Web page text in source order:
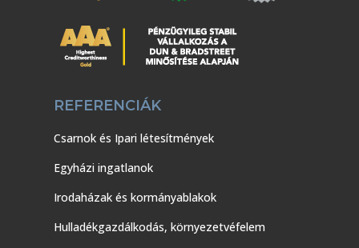
REFERENCIÁK
Csarnok és Ipari létesítmények
Egyházi ingatlanok
Irodaházak és kormányablakok
Hulladékgazdálkodás, környezetvéfelem